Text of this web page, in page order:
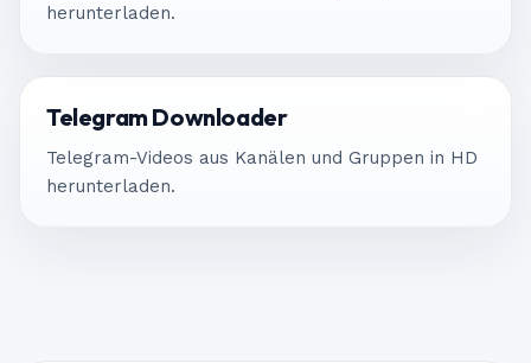
herunterladen.
Telegram Downloader
Telegram-Videos aus Kanälen und Gruppen in HD
herunterladen.